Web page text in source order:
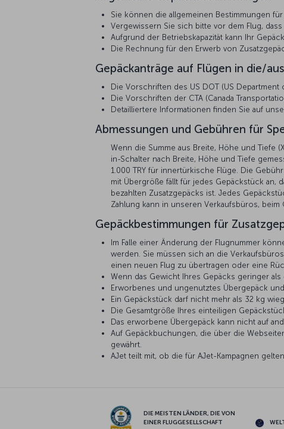
Sie können die allgemeinen Bestimmungen
Vergewissern Sie sich bitte vor dem Flug,
Aufgrund der Betriebskapazität kann Ihr
Die Rechnung für den Erwerb von
Gepäckanträge auf Flügen in die/
Die Vorschriften des US DOT (US
Die Vorschriften der CTA (Canada
Detailliertere Informationen finden Sie auf
Abmessungen und Gebühren für
Wenn die Summe aus Breite, Höhe und Tiefe
in-Schalter nach Breite, Höhe und Tiefe
1.000 TRY für innertürkische Flüge. Die
mit Übergröße fällt für jedes Gepäckstück an,
bezahlten Zusatzgepäcks ist. Jedes
Zahlung kann in unseren Verkaufsbüros,
Gepäckbestimmungen für
Im Falle einer Änderung der Flugnummer
werden. Sie müssen sich an die
einen neuen Flug zu übertragen oder eine
Wenn das Gewicht Ihres Gepäcks geringer
Erworbenes und ungenutztes Übergepäck
Ein Gepäckstück darf nicht mehr als 32 kg
Die Gesamtgröße Ihres einteiligen
Das erworbene Übergepäck kann nicht auf
Auf Gepäckbuchungen, die über die
gewährt.
AJet teilt mit, ob die für AJet-Kampagnen
DIE MEISTEN LÄNDER, DIE VON
EINER FLUGGESELLSCHAFT